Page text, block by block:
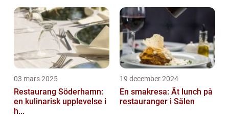
03 mars 2025
Restaurang Söderhamn:
en kulinarisk upplevelse i
h...
19 december 2024
En smakresa: Ät lunch på
restauranger i Sälen